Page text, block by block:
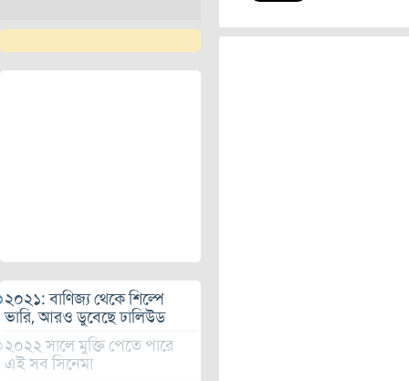
২০২১: বাণিজ্য থেকে শিল্পে
ভারি, আরও ডুবেছে ঢালিউড
২০২২ সালে মুক্তি পেতে পারে
এই সব সিনেমা